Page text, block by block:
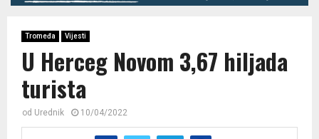
Tromeđa Vijesti
U Herceg Novom 3,67 hiljada
turista
od Urednik 10/04/2022